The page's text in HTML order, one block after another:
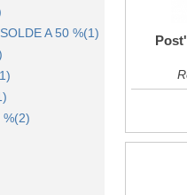
cadeaux(15)
A 50 %(1)
%(2)